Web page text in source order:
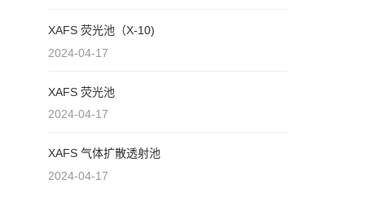
XAFS 荧光池（X-10)
2024-04-17
XAFS 荧光池
2024-04-17
XAFS 气体扩散透射池
2024-04-17